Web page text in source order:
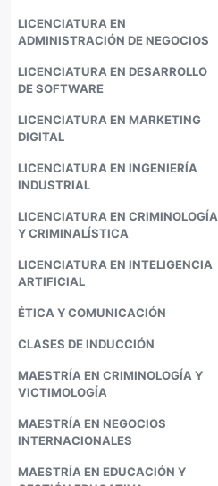
LICENCIATURA EN
ADMINISTRACIÓN DE NEGOCIOS
LICENCIATURA EN DESARROLLO
DE SOFTWARE
LICENCIATURA EN MARKETING
DIGITAL
LICENCIATURA EN INGENIERÍA
INDUSTRIAL
LICENCIATURA EN CRIMINOLOGÍA
Y CRIMINALÍSTICA
LICENCIATURA EN INTELIGENCIA
ARTIFICIAL
ÉTICA Y COMUNICACIÓN
CLASES DE INDUCCIÓN
MAESTRÍA EN CRIMINOLOGÍA Y
VICTIMOLOGÍA
MAESTRÍA EN NEGOCIOS
INTERNACIONALES
MAESTRÍA EN EDUCACIÓN Y